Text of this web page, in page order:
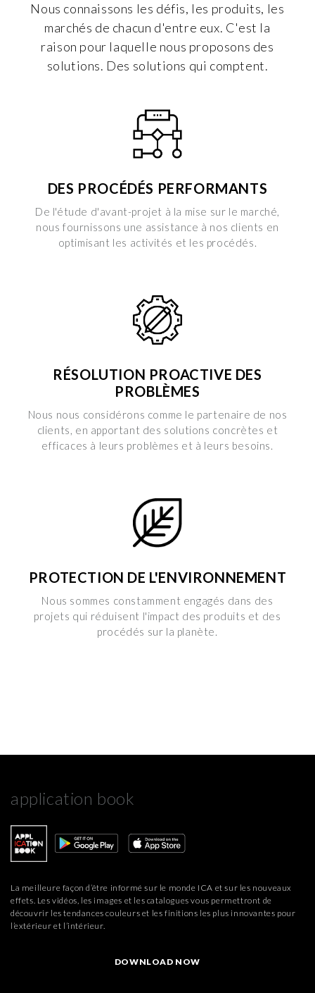
Nous connaissons les défis, les produits, les
marchés de chacun d'entre eux. C'est la
raison pour laquelle nous proposons des
solutions. Des solutions qui comptent.
DES PROCÉDÉS PERFORMANTS
De l'étude d'avant-projet à la mise sur le marché,
nous fournissons une assistance à nos clients en
optimisant les activités et les procédés.
RÉSOLUTION PROACTIVE DES
PROBLÈMES
Nous nous considérons comme le partenaire de nos
clients, en apportant des solutions concrètes et
efficaces à leurs problèmes et à leurs besoins.
PROTECTION DE L'ENVIRONNEMENT
Nous sommes constamment engagés dans des
projets qui réduisent l'impact des produits et des
procédés sur la planète.
application book
La meilleure façon d’être informé sur le monde ICA et sur les nouveaux
effets. Les vidéos, les images et les catalogues vous permettront de
découvrir les tendances couleurs et les finitions les plus innovantes pour
l’extérieur et l’intérieur.
DOWNLOAD NOW